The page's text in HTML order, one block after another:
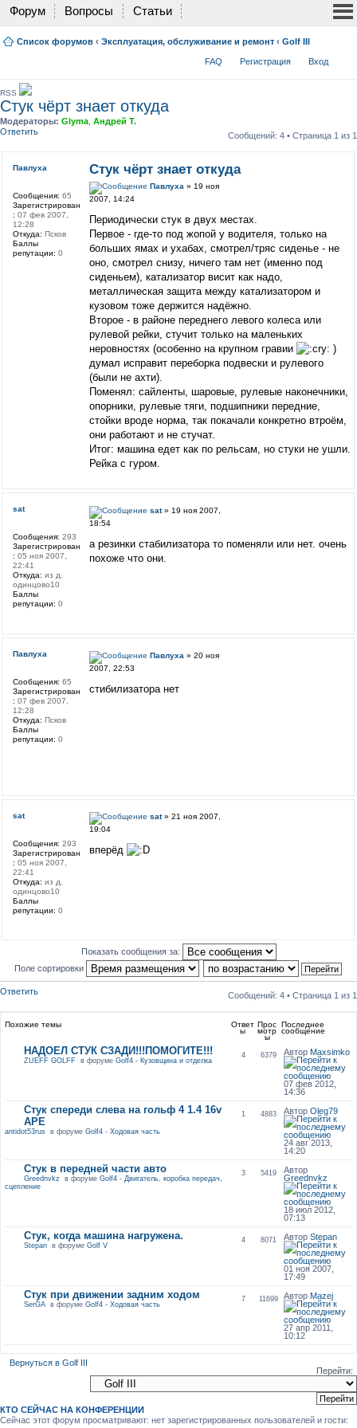
Форум Вопросы Статьи
Список форумов ‹ Эксплуатация, обслуживание и ремонт ‹ Golf III
FAQ Регистрация Вход
RSS
Стук чёрт знает откуда
Модераторы: Glyma Андрей Т.
Ответить
Сообщений: 4 • Страница 1 из 1
Стук чёрт знает откуда
Павлуха» 19 ноя
2007, 14:24
Периодически стук в двух местах.
Первое - где-то под жопой у водителя, только на
больших ямах и ухабах, смотрел/тряс сиденье - не
оно, смотрел снизу, ничего там нет (именно под
сиденьем), катализатор висит как надо,
металлическая защита между катализатором и
кузовом тоже держится надёжно.
Второе - в районе переднего левого колеса или
рулевой рейки, стучит только на маленьких
неровностях (особенно на крупном гравии
)
думал исправит переборка подвески и рулевого
(были не ахти).
Поменял: сайленты, шаровые, рулевые наконечники,
опорники, рулевые тяги, подшипники передние,
стойки вроде норма, так покачали конкретно втроём,
они работают и не стучат.
Итог: машина едет как по рельсам, но стуки не ушли.
Рейка с гуром.
Павлуха
Сообщения: 65
Зарегистрирован
: 07 фев 2007,
12:28
Откуда: Псков
Баллы
репутации: 0
sat» 19 ноя 2007,
18:54
а резинки стабилизатора то поменяли или нет. очень
похоже что они.
sat
Сообщения: 293
Зарегистрирован
: 05 ноя 2007,
22:41
Откуда: из д.
одинцово10
Баллы
репутации: 0
Павлуха » 20 ноя
2007, 22:53
стибилизатора нет
Павлуха
Сообщения: 65
Зарегистрирован
: 07 фев 2007,
12:28
Откуда: Псков
Баллы
репутации: 0
sat» 21 ноя 2007,
19:04
вперёд
sat
Сообщения: 293
Зарегистрирован
: 05 ноя 2007,
22:41
Откуда: из д.
одинцово10
Баллы
репутации: 0
Показать сообщения за:
Поле сортировки
Ответить Сообщений: 4 • Страница 1 из 1
Похожие темы Ответ
ы
Прос
мотр
ы
Последнее
сообщение
НАДОЕЛ СТУК СЗАДИ!!!ПОМОГИТЕ!!!
ZUEFF GOLFF в форуме Golf4 - Кузовщина и отделка
4 6379 Автор Maxsimko
07 фев 2012,
14:36
Стук спереди слева на гольф 4 1.4 16v
APE
antidot53rusв форуме Golf4 - Ходовая часть
1 4883 АвторOleg79
24 авг 2013,
14:20
Стук в передней части авто
Greednvkz в форуме Golf4 - Двигатель, коробка передач,
сцепление
3 5419
Автор
Greednvkz
18 июл 2012,
07:13
Стук, когда машина нагружена.
Stepanв форуме Golf V
4 8071 АвторStepan
01 ноя 2007,
17:49
Стук при движении задним ходом
SerGAв форуме Golf4 - Ходовая часть
7 11699 Автор Mazej
27 апр 2011,
10:12
Вернуться в Golf III
Перейти:
КТО СЕЙЧАС НА КОНФЕРЕНЦИИ
Сейчас этот форум просматривают: нет зарегистрированных пользователей и гости: